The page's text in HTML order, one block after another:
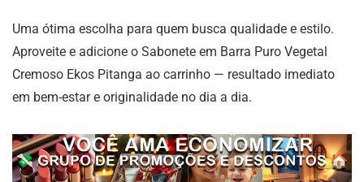
Uma ótima escolha para quem busca qualidade e estilo.
Aproveite e adicione o Sabonete em Barra Puro Vegetal
Cremoso Ekos Pitanga ao carrinho — resultado imediato
em bem-estar e originalidade no dia a dia.